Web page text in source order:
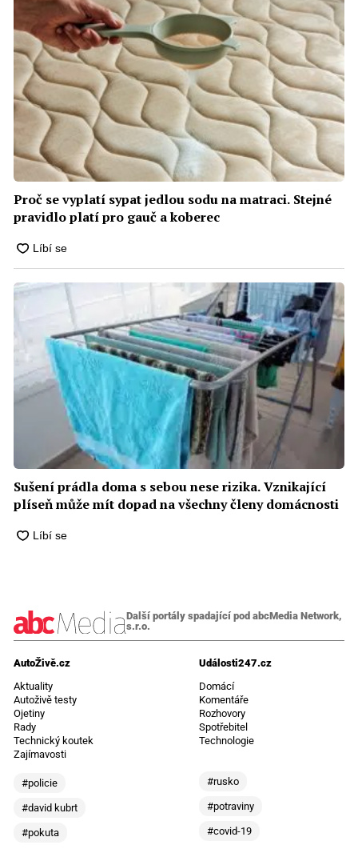
Proč se vyplatí sypat jedlou sodu na matraci. Stejné
pravidlo platí pro gauč a koberec
Sušení prádla doma s sebou nese rizika. Vznikající
plíseň může mít dopad na všechny členy domácnosti
Další portály spadající pod abcMedia Network,
s.r.o.
AutoŽivě.cz
Aktuality
Autoživě testy
Ojetiny
Rady
Technický koutek
Zajímavosti
#policie
#david kubrt
#pokuta
Události247.cz
Domácí
Komentáře
Rozhovory
Spotřebitel
Technologie
#rusko
#potraviny
#covid-19